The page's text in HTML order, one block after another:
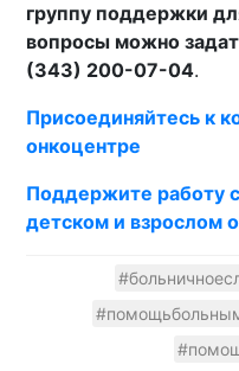
группу поддержки
вопросы можно
(343) 200-07-04.
Присоединяйтесь к
онкоцентре
Поддержите работу
детском и взрослом